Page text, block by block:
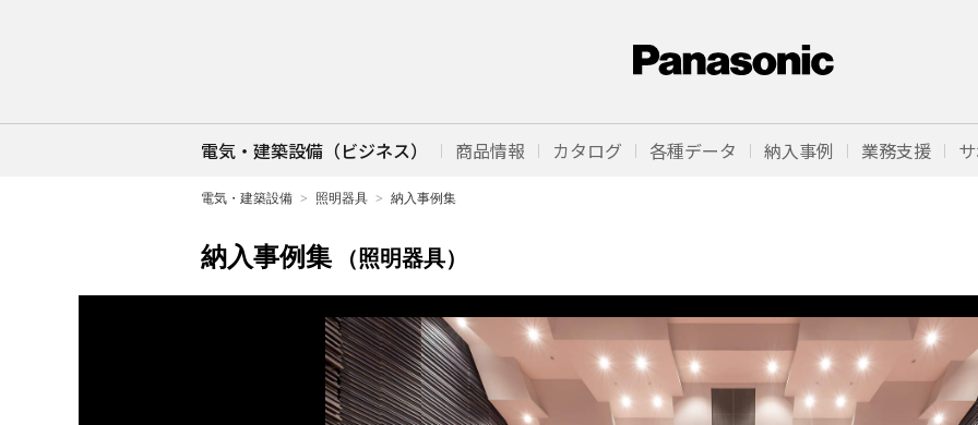
電気・建築設備（ビジネス） 商品情報 カタログ 各種データ 納入事例 業務支援
電気・建築設備 照明器具 納入事例集
納入事例集 （照明器具）